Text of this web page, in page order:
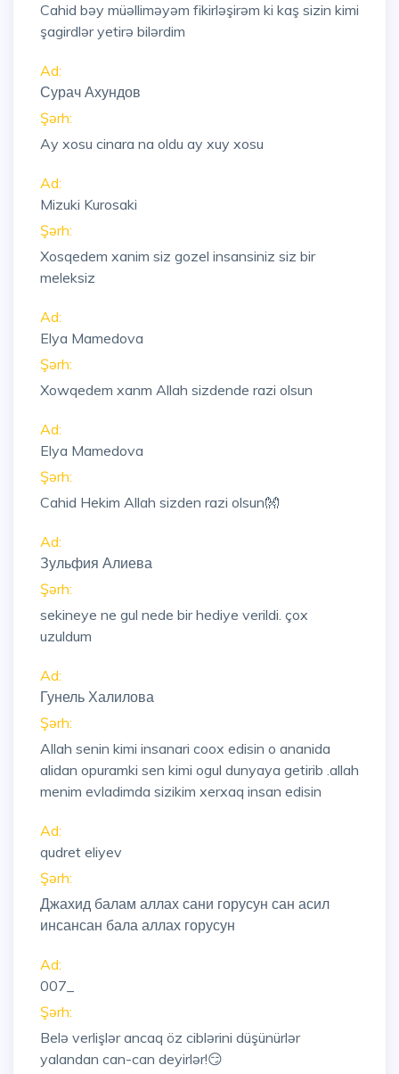
Cahid bəy müəlliməyəm fikirləşirəm ki kaş sizin kimi
şagirdlər yetirə bilərdim
Ad:
Сурач Ахундов
Şərh:
Ay xosu cinara na oldu ay xuy xosu
Ad:
Mizuki Kurosaki
Şərh:
Xosqedem xanim siz gozel insansiniz siz bir
meleksiz
Ad:
Elya Mamedova
Şərh:
Xowqedem xanm Allah sizdende razi olsun
Ad:
Elya Mamedova
Şərh:
Cahid Hekim Allah sizden razi olsun👐
Ad:
Зульфия Алиева
Şərh:
sekineye ne gul nede bir hediye verildi. çox
uzuldum
Ad:
Гунель Халилова
Şərh:
Allah senin kimi insanari coox edisin o ananida
alidan opuramki sen kimi ogul dunyaya getirib .allah
menim evladimda sizikim xerxaq insan edisin
Ad:
qudret eliyev
Şərh:
Джахид балам аллах сани горусун сан асил
инсансан бала аллах горусун
Ad:
007_
Şərh:
Belə verlişlər ancaq öz ciblərini düşünürlər
yalandan can-can deyirlər!😏